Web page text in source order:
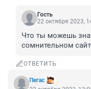
Гость
22 октября 2023,
Что ты можешь
сомнительном
ОТВЕТИТЬ
Пегас